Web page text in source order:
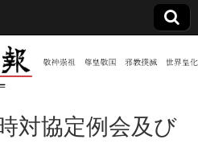
対協定例会及び